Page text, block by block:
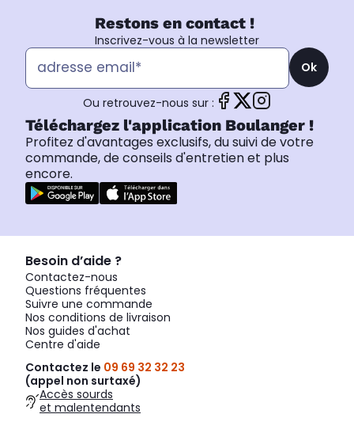
Restons en contact !
Inscrivez-vous à la newsletter
Ok
Ou retrouvez-nous sur :
Téléchargez l'application Boulanger !
Profitez d'avantages exclusifs, du suivi de votre
commande, de conseils d'entretien et plus
encore.
Besoin d’aide ?
Contactez-nous
Questions fréquentes
Suivre une commande
Nos conditions de livraison
Nos guides d'achat
Centre d'aide
Contactez le 09 69 32 32 23
(appel non surtaxé)
Accès sourds
et malentendants